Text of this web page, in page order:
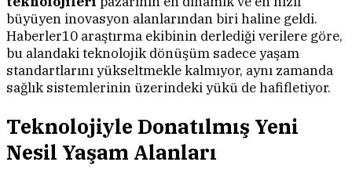
büyüyen inovasyon alanlarından biri haline geldi.
Haberler10 araştırma ekibinin derlediği verilere göre,
bu alandaki teknolojik dönüşüm sadece yaşam
standartlarını yükseltmekle kalmıyor, aynı zamanda
sağlık sistemlerinin üzerindeki yükü de hafifletiyor.
Teknolojiyle Donatılmış Yeni
Nesil Yaşam Alanları